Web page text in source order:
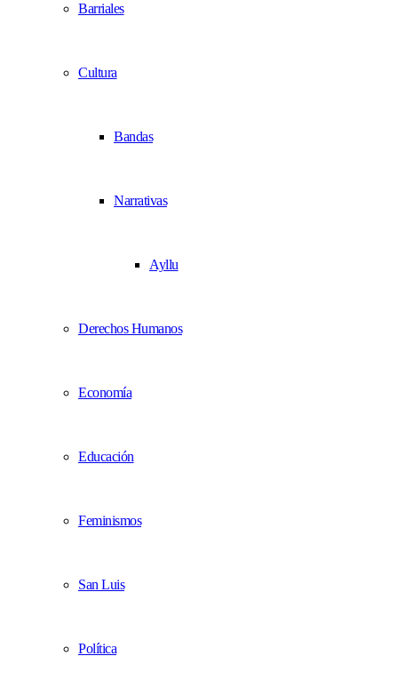
Barriales
Cultura
Bandas
Narrativas
Ayllu
Derechos Humanos
Economía
Educación
Feminismos
San Luis
Política